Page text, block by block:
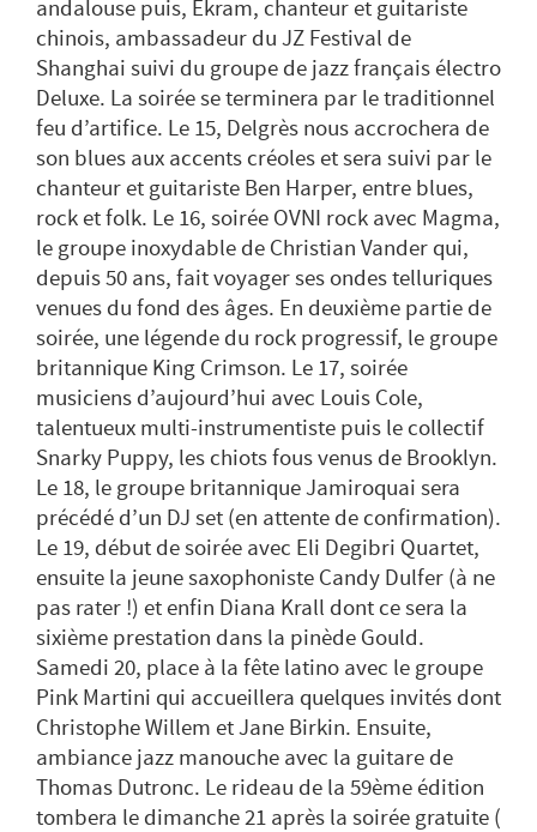
andalouse puis, Ékram, chanteur et guitariste
chinois, ambassadeur du JZ Festival de
Shanghai suivi du groupe de jazz français électro
Deluxe. La soirée se terminera par le traditionnel
feu d’artifice. Le 15, Delgrès nous accrochera de
son blues aux accents créoles et sera suivi par le
chanteur et guitariste Ben Harper, entre blues,
rock et folk. Le 16, soirée OVNI rock avec Magma,
le groupe inoxydable de Christian Vander qui,
depuis 50 ans, fait voyager ses ondes telluriques
venues du fond des âges. En deuxième partie de
soirée, une légende du rock progressif, le groupe
britannique King Crimson. Le 17, soirée
musiciens d’aujourd’hui avec Louis Cole,
talentueux multi-instrumentiste puis le collectif
Snarky Puppy, les chiots fous venus de Brooklyn.
Le 18, le groupe britannique Jamiroquai sera
précédé d’un DJ set (en attente de confirmation).
Le 19, début de soirée avec Eli Degibri Quartet,
ensuite la jeune saxophoniste Candy Dulfer (à ne
pas rater !) et enfin Diana Krall dont ce sera la
sixième prestation dans la pinède Gould.
Samedi 20, place à la fête latino avec le groupe
Pink Martini qui accueillera quelques invités dont
Christophe Willem et Jane Birkin. Ensuite,
ambiance jazz manouche avec la guitare de
Thomas Dutronc. Le rideau de la 59ème édition
tombera le dimanche 21 après la soirée gratuite (